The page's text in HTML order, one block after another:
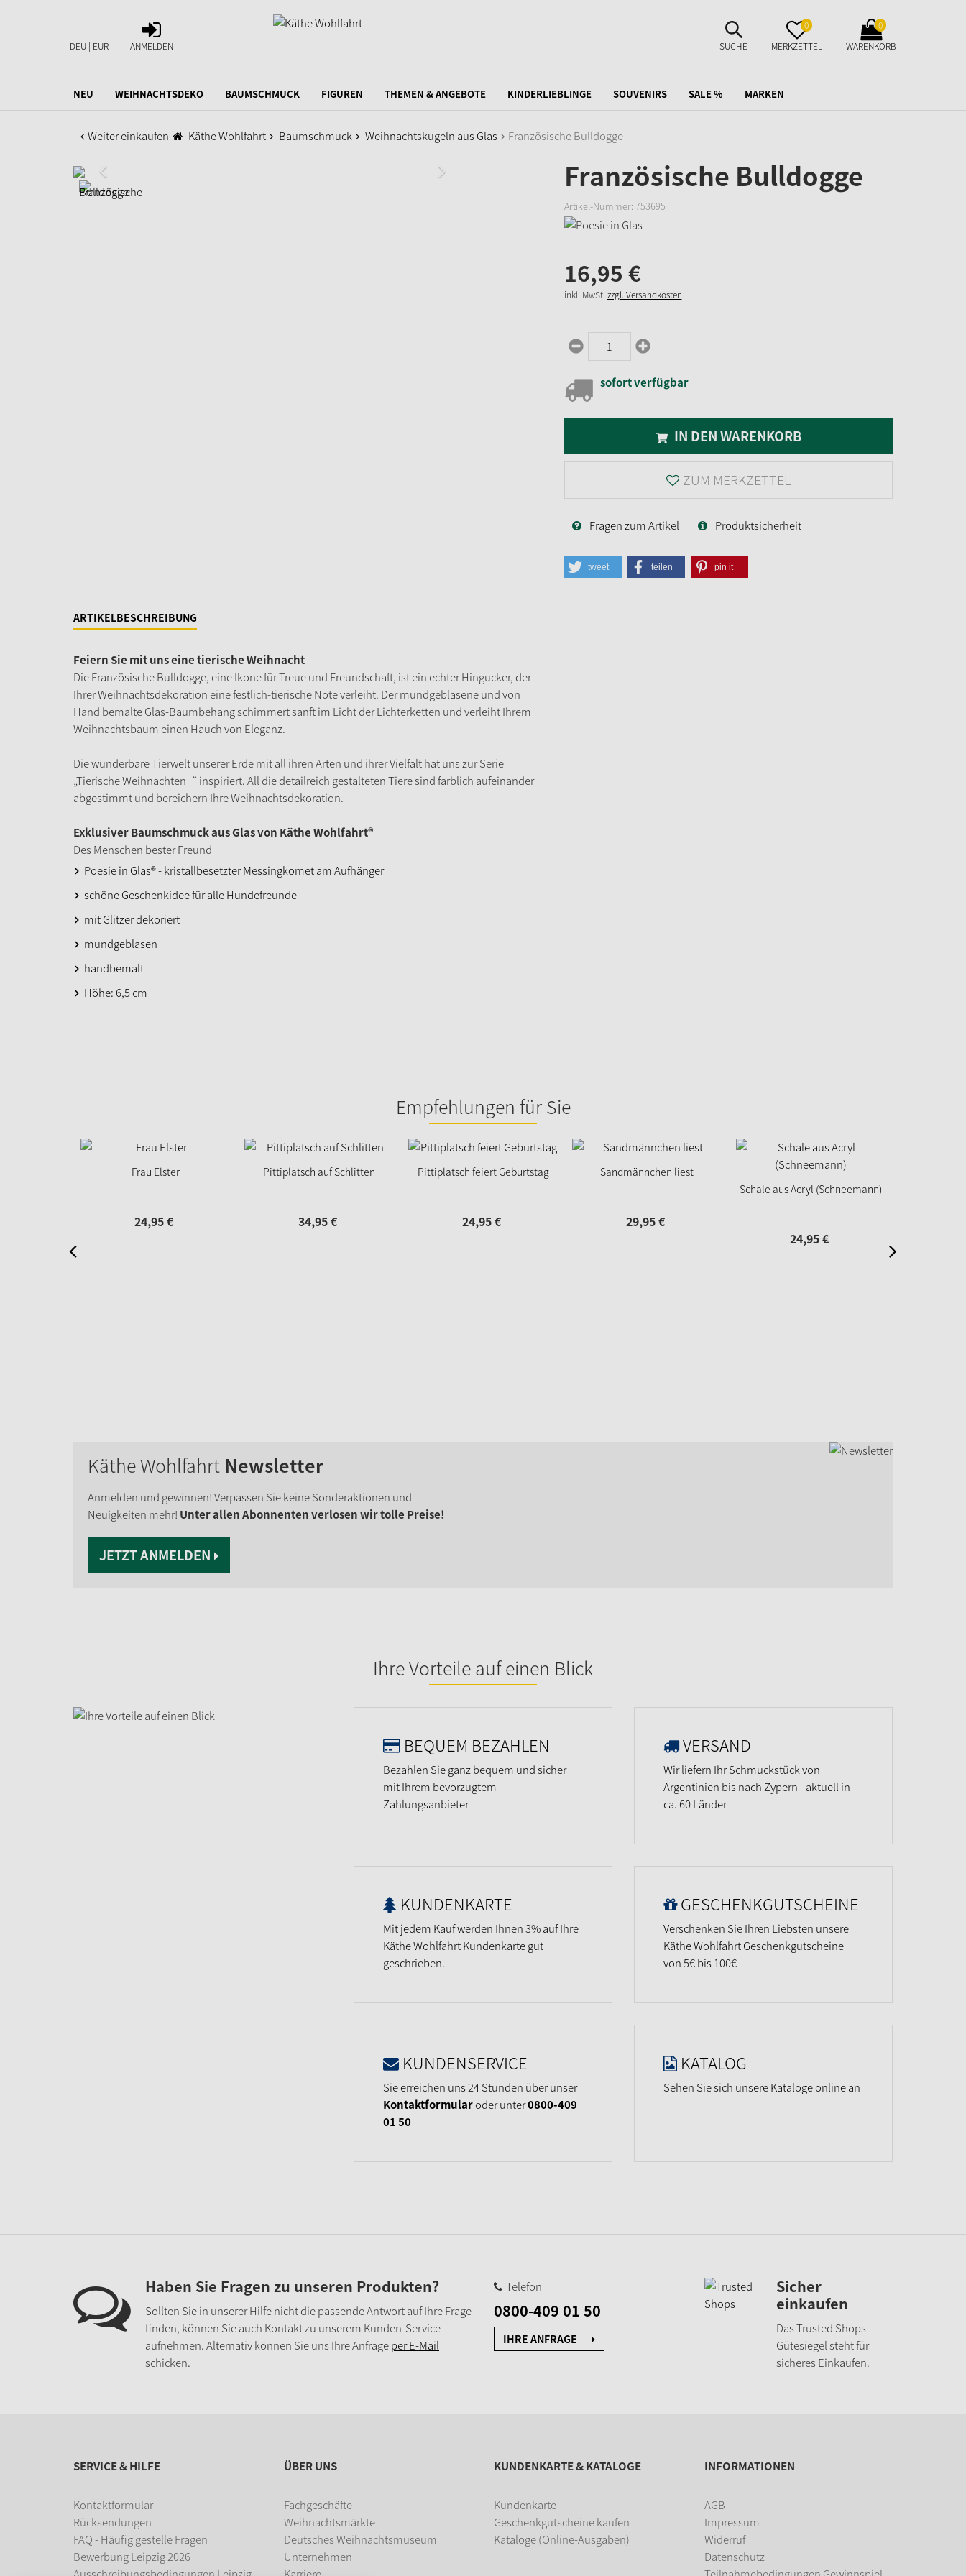
DEU | EUR
ANMELDEN
ANMELDEN
SUCHE
AUFKLAPPEN
SUCHE
MERKZETTEL
AUFKLAPPEN
0
MERKZETTEL
WARENKORB
AUFKLAPPEN
0
WARENKORB
NEU WEIHNACHTSDEKO BAUMSCHMUCK FIGUREN THEMEN & ANGEBOTE KINDERLIEBLINGE SOUVENIRS SALE % MARKEN
Weiter einkaufen Käthe Wohlfahrt Baumschmuck Weihnachtskugeln aus Glas Französische Bulldogge
Französische Bulldogge
Artikel-Nummer: 753695
16,95 €
inkl. MwSt. zzgl. Versandkosten
sofort verfügbar
IN DEN WARENKORB
ZUM MERKZETTEL
Fragen zum Artikel Produktsicherheit
tweet teilen pin it
ARTIKELBESCHREIBUNG
Feiern Sie mit uns eine tierische Weihnacht
Die Französische Bulldogge, eine Ikone für Treue und Freundschaft, ist ein echter Hingucker, der
Ihrer Weihnachtsdekoration eine festlich-tierische Note verleiht. Der mundgeblasene und von
Hand bemalte Glas-Baumbehang schimmert sanft im Licht der Lichterketten und verleiht Ihrem
Weihnachtsbaum einen Hauch von Eleganz.
Die wunderbare Tierwelt unserer Erde mit all ihren Arten und ihrer Vielfalt hat uns zur Serie
„Tierische Weihnachten“ inspiriert. All die detailreich gestalteten Tiere sind farblich aufeinander
abgestimmt und bereichern Ihre Weihnachtsdekoration.
Exklusiver Baumschmuck aus Glas von Käthe Wohlfahrt®
Des Menschen bester Freund
Poesie in Glas® - kristallbesetzter Messingkomet am Aufhänger
schöne Geschenkidee für alle Hundefreunde
mit Glitzer dekoriert
mundgeblasen
handbemalt
Höhe: 6,5 cm
Empfehlungen für Sie
Frau Elster
24,95€
Pittiplatsch auf Schlitten
34,95€
Pittiplatsch feiert Geburtstag
24,95€
Sandmännchen liest
29,95€
Schale aus Acryl (Schneemann)
24,95€
Käthe Wohlfahrt Newsletter
Anmelden und gewinnen! Verpassen Sie keine Sonderaktionen und
Neuigkeiten mehr! Unter allen Abonnenten verlosen wir tolle Preise!
JETZT ANMELDEN
Ihre Vorteile auf einen Blick
BEQUEM BEZAHLEN
Bezahlen Sie ganz bequem und sicher
mit Ihrem bevorzugtem
Zahlungsanbieter
KUNDENKARTE
Mit jedem Kauf werden Ihnen 3% auf Ihre
Käthe Wohlfahrt Kundenkarte gut
geschrieben.
KUNDENSERVICE
Sie erreichen uns 24 Stunden über unser
Kontaktformularoder unter0800-409
01 50
VERSAND
Wir liefern Ihr Schmuckstück von
Argentinien bis nach Zypern - aktuell in
ca. 60 Länder
GESCHENKGUTSCHEINE
Verschenken Sie Ihren Liebsten unsere
Käthe Wohlfahrt Geschenkgutscheine
von 5€ bis 100€
KATALOG
Sehen Sie sich unsere Kataloge online an
Haben Sie Fragen zu unseren Produkten?
Sollten Sie in unserer Hilfe nicht die passende Antwort auf Ihre Frage
finden, können Sie auch Kontakt zu unserem Kunden-Service
aufnehmen. Alternativ können Sie uns Ihre Anfrageper E-Mail
schicken.
Telefon
0800-409 01 50
IHRE ANFRAGE
Sicher
einkaufen
Das Trusted Shops
Gütesiegel steht für
sicheres Einkaufen.
SERVICE & HILFE
Kontaktformular
Rücksendungen
FAQ - Häufig gestelle Fragen
Bewerbung Leipzig 2026
ÜBER UNS
Fachgeschäfte
Weihnachtsmärkte
Deutsches Weihnachtsmuseum
Unternehmen
KUNDENKARTE & KATALOGE
Kundenkarte
Geschenkgutscheine kaufen
Kataloge (Online-Ausgaben)
INFORMATIONEN
AGB
Impressum
Widerruf
Datenschutz